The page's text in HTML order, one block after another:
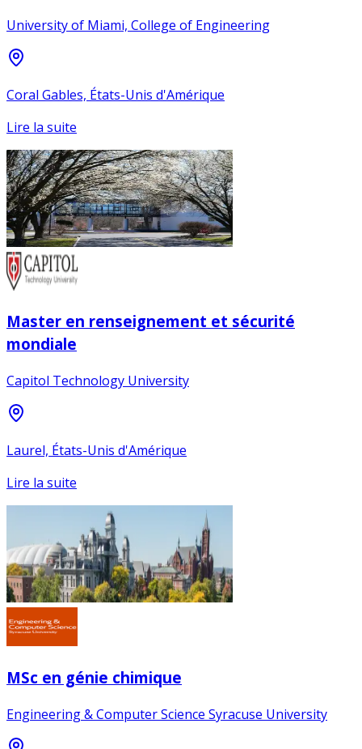
University of Miami, College of Engineering
Coral Gables, États-Unis d'Amérique
Lire la suite
Master en renseignement et sécurité
mondiale
Capitol Technology University
Laurel, États-Unis d'Amérique
Lire la suite
MSc en génie chimique
Engineering & Computer Science Syracuse University